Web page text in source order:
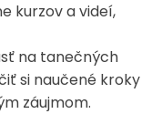
kurzov a videí,
na tanečných
si naučené kroky
záujmom.